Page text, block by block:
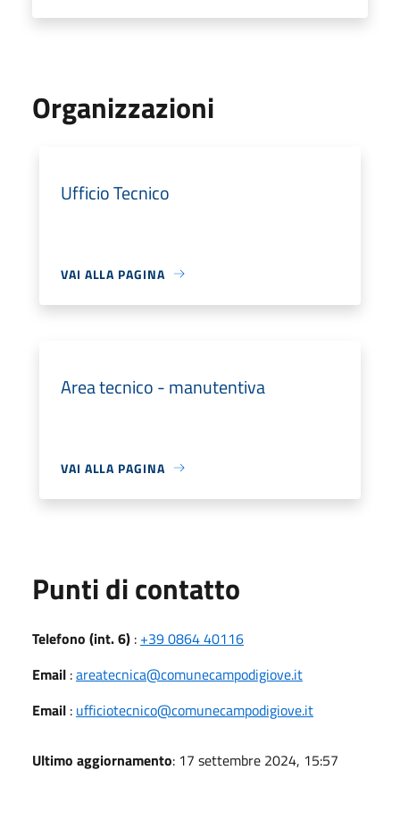
Organizzazioni
Ufficio Tecnico
VAI ALLA PAGINA
Area tecnico - manutentiva
VAI ALLA PAGINA
Punti di contatto
Telefono (int. 6) : +39 0864 40116
Email :areatecnica@comunecampodigiove.it
Email : ufficiotecnico@comunecampodigiove.it
Ultimo aggiornamento: 17 settembre 2024, 15:57